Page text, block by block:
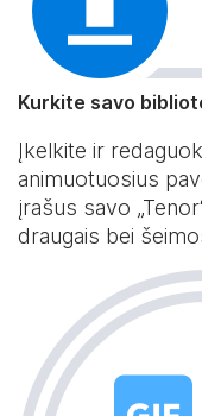
Kurkite savo
Įkelkite ir
animuotuosius
įrašus savo
draugais bei